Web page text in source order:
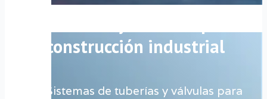
construcción industrial
Sistemas de tuberías y válvulas para